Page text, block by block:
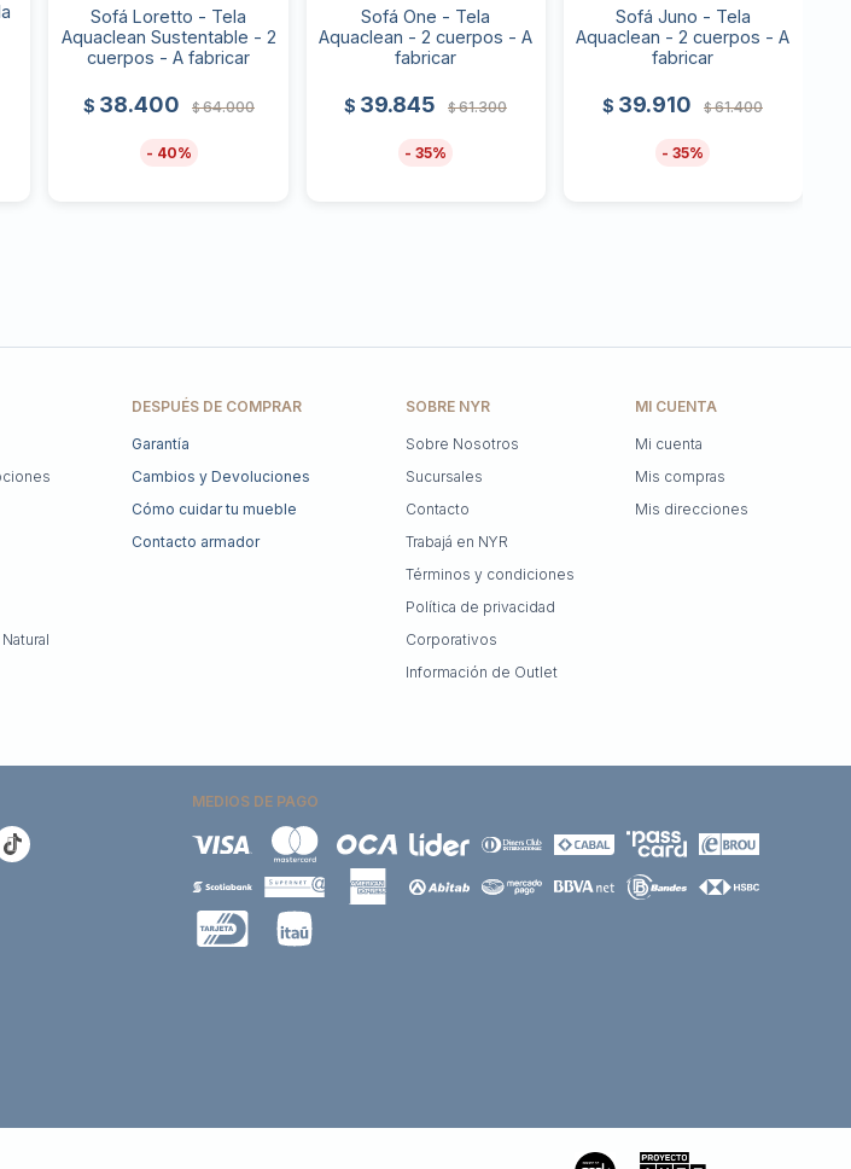
Sofá Loretto - Tela
Aquaclean Sustentable - 2
cuerpos - A fabricar
$ 38.400 $ 64.000
40
Sofá One - Tela
Aquaclean - 2 cuerpos - A
fabricar
$ 39.845 $ 61.300
35
Sofá Juno - Tela
Aquaclean - 2 cuerpos - A
fabricar
$ 39.910 $ 61.400
35
DESPUÉS DE COMPRAR
Garantía
Cambios y Devoluciones
Cómo cuidar tu mueble
Contacto armador
SOBRE NYR
Sobre Nosotros
Sucursales
Contacto
Trabajá en NYR
Términos y condiciones
Política de privacidad
Corporativos
Información de Outlet
MI CUENTA
Mi cuenta
Mis compras
Mis direcciones

MEDIOS DE PAGO